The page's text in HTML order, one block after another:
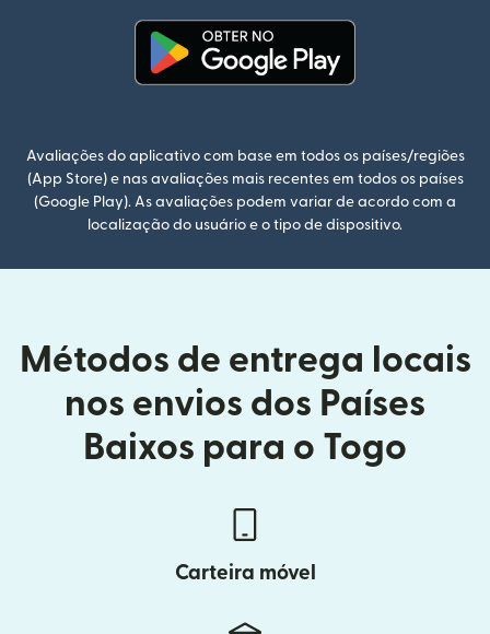
Avaliações do aplicativo com base em todos os países/regiões
(App Store) e nas avaliações mais recentes em todos os países
(Google Play). As avaliações podem variar de acordo com a
localização do usuário e o tipo de dispositivo.
Métodos de entrega locais
nos envios dos Países
Baixos para o Togo
Carteira móvel